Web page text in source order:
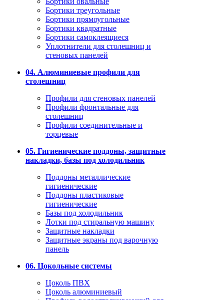
Бортики треугольные
Бортики прямоугольные
Бортики квадратные
Бортики самоклеящиеся
Уплотнители для столешниц и
стеновых панелей
04. Алюминиевые профили для
столешниц
Профили для стеновых панелей
Профили фронтальные для
столешниц
Профили соединительные и
торцевые
05. Гигиенические поддоны, защитные
накладки, базы под холодильник
Поддоны металлические
гигиенические
Поддоны пластиковые
гигиенические
Базы под холодильник
Лотки под стиральную машину
Защитные накладки
Защитные экраны под варочную
панель
06. Цокольные системы
Цоколь ПВХ
Цоколь алюминиевый